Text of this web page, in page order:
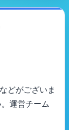
どがございま
運営チーム